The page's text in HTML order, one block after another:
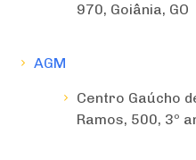
970, Goiânia, GO
AGM
Centro Gaúcho
Ramos, 500, 3º